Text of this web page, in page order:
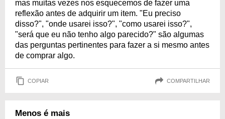
mas muitas vezes nos esquecemos de fazer uma
reflexão antes de adquirir um item. "Eu preciso
disso?", "onde usarei isso?", "como usarei isso?",
"será que eu não tenho algo parecido?" são algumas
das perguntas pertinentes para fazer a si mesmo antes
de comprar algo.
COPIAR COMPARTILHAR
Menos é mais